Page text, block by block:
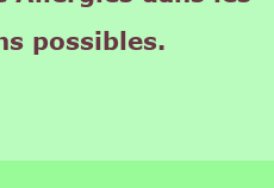
possibles.